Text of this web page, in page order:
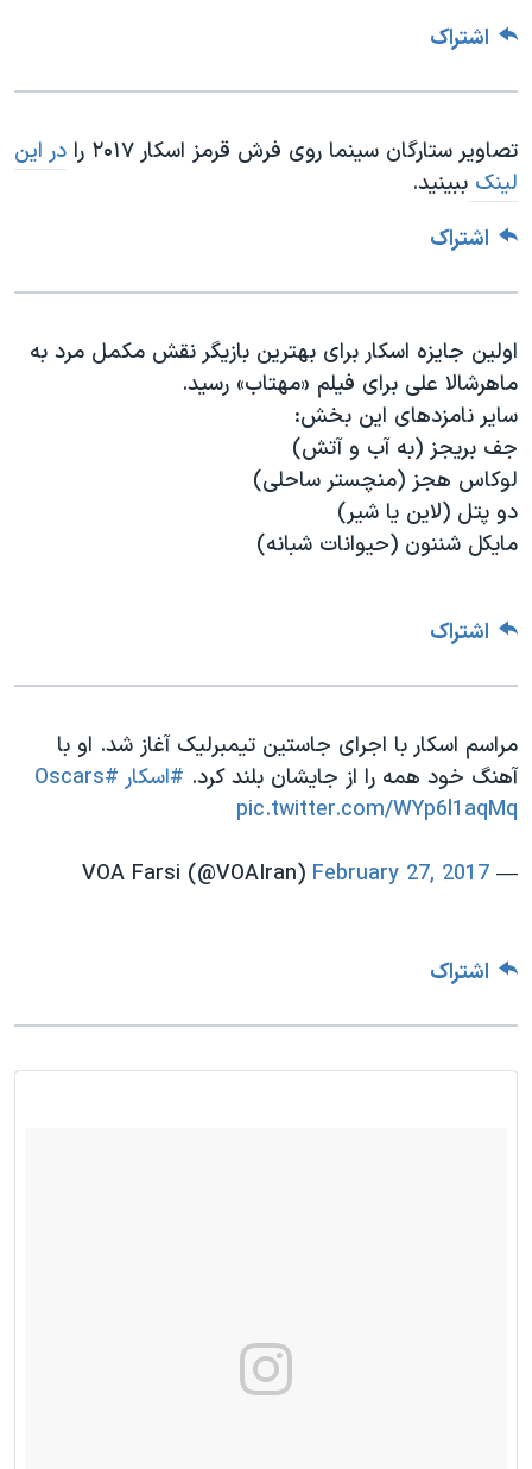
اشتراک
تصاویر ستارگان سینما روی فرش قرمز اسکار ۲۰۱۷ را
در این
لینک ببینید.
اشتراک
اولین جایزه اسکار برای بهترین بازیگر نقش مکمل مرد به
ماهرشالا علی برای فیلم «مهتاب» رسید.
سایر نامزدهای این بخش:
جف بریجز (به آب و آتش)
لوکاس هجز (منچستر ساحلی)
دو پتل (لاین یا شیر)
مایکل شننون (حیوانات شبانه)
اشتراک
مراسم اسکار با اجرای جاستین تیمبرلیک آغاز شد. او با
آهنگ خود همه را از جایشان بلند کرد. #اسکار #Oscars
pic.twitter.com/WYp6l1aqMq
— VOA Farsi (@VOAIran)
February 27, 2017
اشتراک